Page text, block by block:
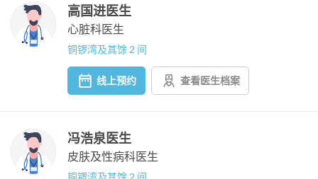
高国进医生
心脏科医生
铜锣湾及其馀 2 间
线上预约 查看医生档案
冯浩泉医生
皮肤及性病科医生
铜锣湾及其馀 2 间